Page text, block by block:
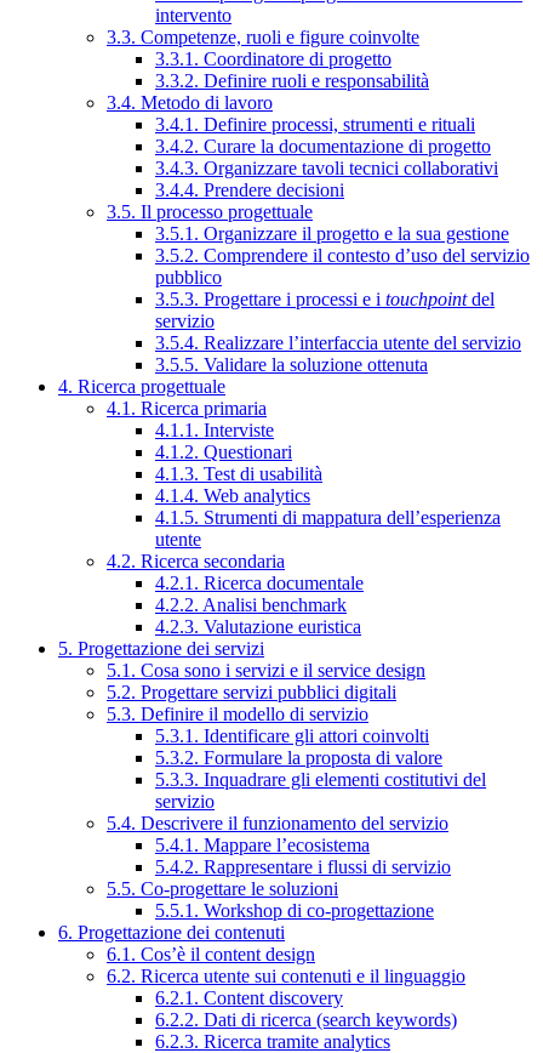
intervento
3.3. Competenze, ruoli e figure coinvolte
3.3.1. Coordinatore di progetto
3.3.2. Definire ruoli e responsabilità
3.4. Metodo di lavoro
3.4.1. Definire processi, strumenti e rituali
3.4.2. Curare la documentazione di progetto
3.4.3. Organizzare tavoli tecnici collaborativi
3.4.4. Prendere decisioni
3.5. Il processo progettuale
3.5.1. Organizzare il progetto e la sua gestione
3.5.2. Comprendere il contesto d’uso del servizio
pubblico
3.5.3. Progettare i processi e i touchpointdel
servizio
3.5.4. Realizzare l’interfaccia utente del servizio
3.5.5. Validare la soluzione ottenuta
4. Ricerca progettuale
4.1. Ricerca primaria
4.1.1. Interviste
4.1.2. Questionari
4.1.3. Test di usabilità
4.1.4. Web analytics
4.1.5. Strumenti di mappatura dell’esperienza
utente
4.2. Ricerca secondaria
4.2.1. Ricerca documentale
4.2.2. Analisi benchmark
4.2.3. Valutazione euristica
5. Progettazione dei servizi
5.1. Cosa sono i servizi e il service design
5.2. Progettare servizi pubblici digitali
5.3. Definire il modello di servizio
5.3.1. Identificare gli attori coinvolti
5.3.2. Formulare la proposta di valore
5.3.3. Inquadrare gli elementi costitutivi del
servizio
5.4. Descrivere il funzionamento del servizio
5.4.1. Mappare l’ecosistema
5.4.2. Rappresentare i flussi di servizio
5.5. Co-progettare le soluzioni
5.5.1. Workshop di co-progettazione
6. Progettazione dei contenuti
6.1. Cos’è il content design
6.2. Ricerca utente sui contenuti e il linguaggio
6.2.1. Content discovery
6.2.2. Dati di ricerca (search keywords)
6.2.3. Ricerca tramite analytics